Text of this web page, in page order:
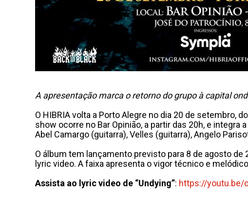
A apresentação marca o retorno do grupo à capital
O HIBRIA volta a Porto Alegre no dia 20 de setembro,
show ocorre no Bar Opinião, a partir das 20h, e integra
Abel Camargo (guitarra), Velles (guitarra), Angelo
O álbum tem lançamento previsto para 8 de agosto de
lyric video. A faixa apresenta o vigor técnico e
Assista ao lyric video de “Undying”: https://youtu.be/